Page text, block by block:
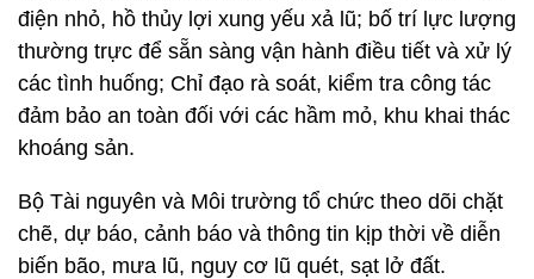
điện nhỏ, hồ thủy lợi xung yếu xả lũ; bố trí lực lượng
thường trực để sẵn sàng vận hành điều tiết và xử lý
các tình huống; Chỉ đạo rà soát, kiểm tra công tác
đảm bảo an toàn đối với các hầm mỏ, khu khai thác
khoáng sản.
Bộ Tài nguyên và Môi trường tổ chức theo dõi chặt
chẽ, dự báo, cảnh báo và thông tin kịp thời về diễn
biến bão, mưa lũ, nguy cơ lũ quét, sạt lở đất.